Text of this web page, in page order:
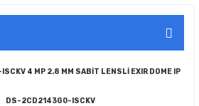
4 MP 2.8 MM SABİT LENSLİ EXIR DOME IP
DS-2CD2143G0-ISCKV